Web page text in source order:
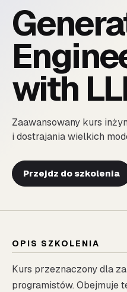
with
Zaawansowany kurs
i dostrajania wielkich
Przejdz do szkolenia
OPIS SZKOLENIA
Kurs przeznaczony dla
programistów. Obejmuje